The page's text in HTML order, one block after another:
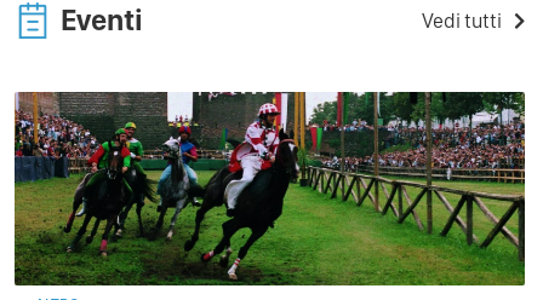
Eventi Vedi tutti